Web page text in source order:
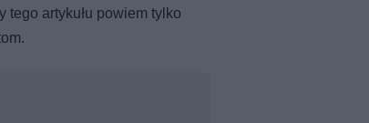
artykułu powiem tylko